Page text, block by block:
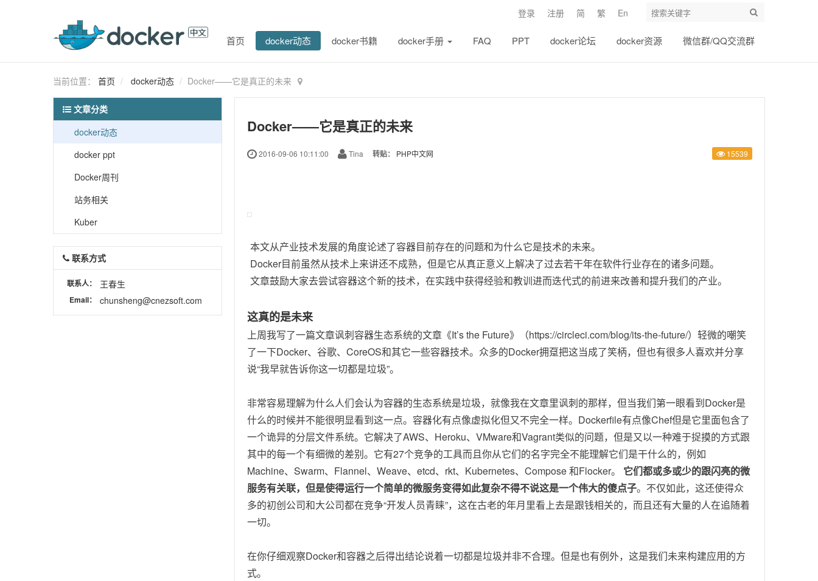
登录 注册 简 繁 En
首页 docker动态 docker书籍 docker手册 FAQ PPT docker论坛 docker资源 微信群/QQ交流群
当前位置： 首页 docker动态 Docker——它是真正的未来
Docker——它是真正的未来
2016-09-06 10:11:00 Tina 转贴： PHP中文网 15539
本文从产业技术发展的角度论述了容器目前存在的问题和为什么它是技术的未来。
Docker目前虽然从技术上来讲还不成熟，但是它从真正意义上解决了过去若干年在软件行业存在的诸多问题。
文章鼓励大家去尝试容器这个新的技术，在实践中获得经验和教训进而迭代式的前进来改善和提升我们的产业。
这真的是未来
上周我写了一篇文章讽刺容器生态系统的文章《It’s the Future》（https://circleci.com/blog/its-the-future/）轻微的嘲笑
了一下Docker、谷歌、CoreOS和其它一些容器技术。众多的Docker拥趸把这当成了笑柄，但也有很多人喜欢并分享
说“我早就告诉你这一切都是垃圾”。
非常容易理解为什么人们会认为容器的生态系统是垃圾，就像我在文章里讽刺的那样，但当我们第一眼看到Docker是
什么的时候并不能很明显看到这一点。容器化有点像虚拟化但又不完全一样。Dockerfile有点像Chef但是它里面包含了
一个诡异的分层文件系统。它解决了AWS、Heroku、VMware和Vagrant类似的问题，但是又以一种难于捉摸的方式跟
其中的每一个有细微的差别。它有27个竞争的工具而且你从它们的名字完全不能理解它们是干什么的，例如
Machine、Swarm、Flannel、Weave、etcd、rkt、Kubernetes、Compose 和Flocker。 它们都或多或少的跟闪亮的微
服务有关联，但是使得运行一个简单的微服务变得如此复杂不得不说这是一个伟大的傻点子。不仅如此，这还使得众
多的初创公司和大公司都在竞争“开发人员青睐”，这在古老的年月里看上去是跟钱相关的，而且还有大量的人在追随着
一切。
在你仔细观察Docker和容器之后得出结论说着一切都是垃圾并非不合理。但是也有例外，这是我们未来构建应用的方
式。
文章分类
docker动态
docker ppt
Docker周刊
站务相关
Kuber
联系方式
联系人： 王春生
Email： chunsheng@cnezsoft.com